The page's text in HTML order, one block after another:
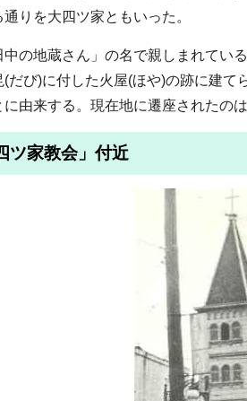
通りを大四ツ家ともいった。
中の地蔵さん」の名で親しまれてい
(だび)に付した火屋(ほや)の跡に建て
に由来する。現在地に遷座されたの
ツ家教会」付近